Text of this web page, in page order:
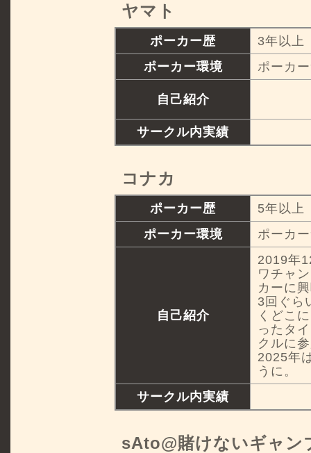
ヤマト
ポーカー歴
3年以上
ポーカー環境
ポーカ
自己紹介
サークル内実績
コナカ
ポーカー歴
5年以上
ポーカー環境
ポーカ
自己紹介
2019年
ワチャ
カーに
3回ぐら
くどこ
ったタ
クルに
2025年
うに。
サークル内実績
sAto@賭けないギャン